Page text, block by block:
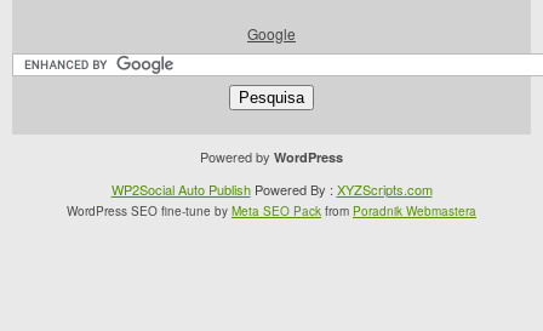
Google
Powered by WordPress
WP2Social Auto PublishPowered By : XYZScripts.com
WordPress SEO fine-tune by Meta SEO Pack from Poradnik Webmastera